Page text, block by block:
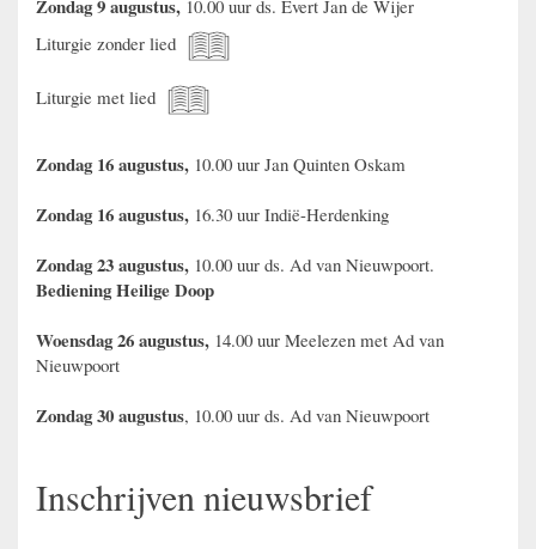
Zondag 9 augustus, 10.00 uur ds. Evert Jan de Wijer
Liturgie zonder lied
Liturgie met lied
Zondag 16 augustus, 10.00 uur Jan Quinten Oskam
Zondag 16 augustus, 16.30 uur Indië-Herdenking
Zondag 23 augustus, 10.00 uur ds. Ad van Nieuwpoort.
Bediening Heilige Doop
Woensdag 26 augustus, 14.00 uur Meelezen met Ad van
Nieuwpoort
Zondag 30 augustus, 10.00 uur ds. Ad van Nieuwpoort
Inschrijven nieuwsbrief